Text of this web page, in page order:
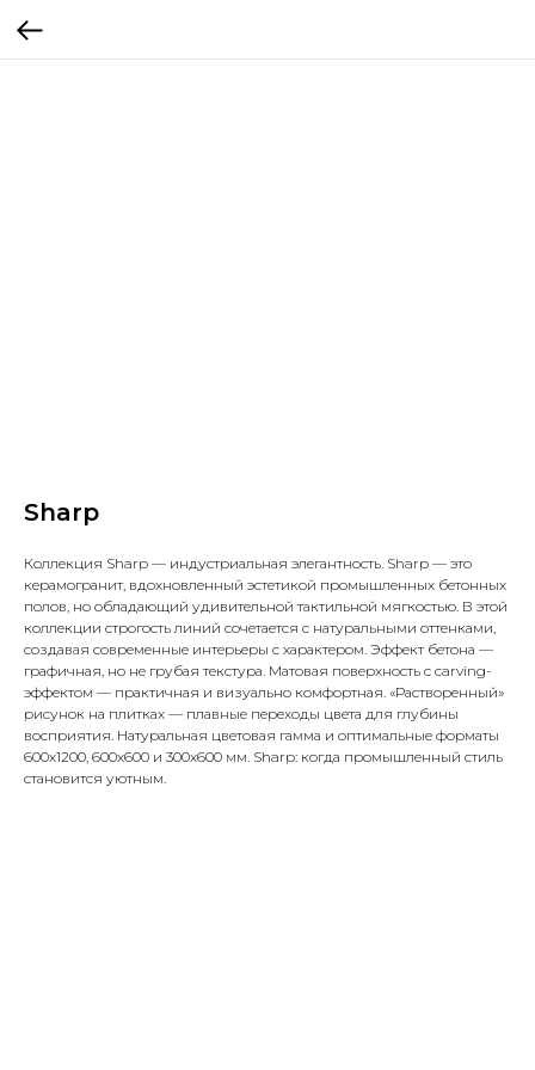
Sharp
Коллекция Sharp — индустриальная элегантность. Sharp — это
керамогранит, вдохновленный эстетикой промышленных бетонных
полов, но обладающий удивительной тактильной мягкостью. В этой
коллекции строгость линий сочетается с натуральными оттенками,
создавая современные интерьеры с характером. Эффект бетона —
графичная, но не грубая текстура. Матовая поверхность с carving-
эффектом — практичная и визуально комфортная. «Растворенный»
рисунок на плитках — плавные переходы цвета для глубины
восприятия. Натуральная цветовая гамма и оптимальные форматы
600х1200, 600х600 и 300x600 мм. Sharp: когда промышленный стиль
становится уютным.